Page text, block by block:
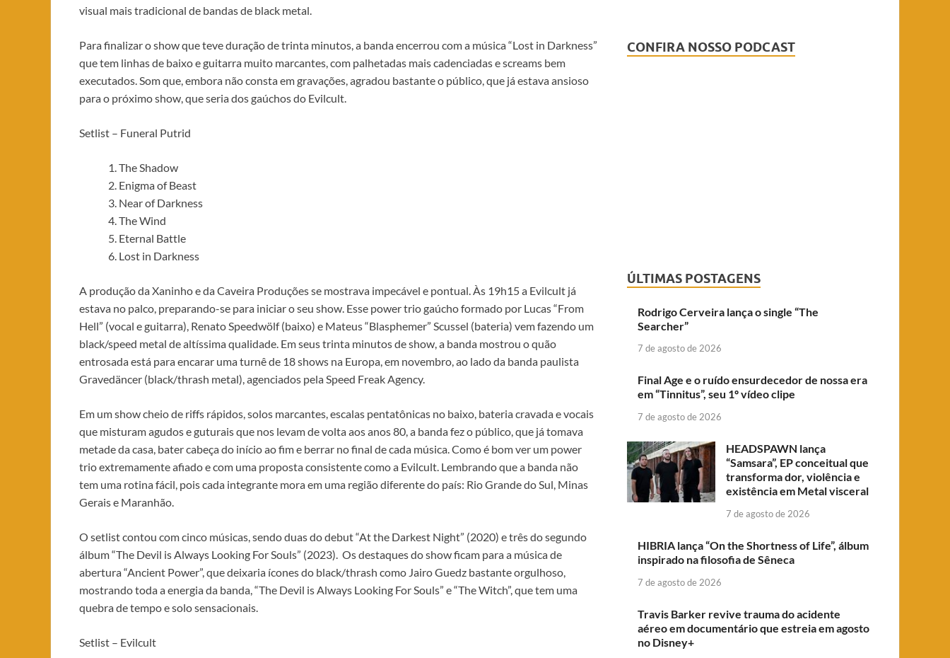
visual mais tradicional de bandas de black metal.
Para finalizar o show que teve duração de trinta minutos, a banda encerrou com a música “Lost in Darkness”
que tem linhas de baixo e guitarra muito marcantes, com palhetadas mais cadenciadas e screams bem
executados. Som que, embora não consta em gravações, agradou bastante o público, que já estava ansioso
para o próximo show, que seria dos gaúchos do Evilcult.
Setlist – Funeral Putrid
The Shadow
Enigma of Beast
Near of Darkness
The Wind
Eternal Battle
Lost in Darkness
A produção da Xaninho e da Caveira Produções se mostrava impecável e pontual. Às 19h15 a Evilcult já
estava no palco, preparando-se para iniciar o seu show. Esse power trio gaúcho formado por Lucas “From
Hell” (vocal e guitarra), Renato Speedwölf (baixo) e Mateus “Blasphemer” Scussel (bateria) vem fazendo um
black/speed metal de altíssima qualidade. Em seus trinta minutos de show, a banda mostrou o quão
entrosada está para encarar uma turnê de 18 shows na Europa, em novembro, ao lado da banda paulista
Gravedäncer (black/thrash metal), agenciados pela Speed Freak Agency.
Em um show cheio de riffs rápidos, solos marcantes, escalas pentatônicas no baixo, bateria cravada e vocais
que misturam agudos e guturais que nos levam de volta aos anos 80, a banda fez o público, que já tomava
metade da casa, bater cabeça do início ao fim e berrar no final de cada música. Como é bom ver um power
trio extremamente afiado e com uma proposta consistente como a Evilcult. Lembrando que a banda não
tem uma rotina fácil, pois cada integrante mora em uma região diferente do país: Rio Grande do Sul, Minas
Gerais e Maranhão.
O setlist contou com cinco músicas, sendo duas do debut “At the Darkest Night” (2020) e três do segundo
álbum “The Devil is Always Looking For Souls” (2023). Os destaques do show ficam para a música de
abertura “Ancient Power”, que deixaria ícones do black/thrash como Jairo Guedz bastante orgulhoso,
mostrando toda a energia da banda, “The Devil is Always Looking For Souls” e “The Witch”, que tem uma
quebra de tempo e solo sensacionais.
Setlist – Evilcult
CONFIRA NOSSO PODCAST
ÚLTIMAS POSTAGENS
Rodrigo Cerveira lança o single “The
Searcher”
7 de agosto de 2026
Final Age e o ruído ensurdecedor de nossa era
em “Tinnitus”, seu 1º vídeo clipe
7 de agosto de 2026
HEADSPAWN lança
“Samsara”, EP conceitual que
transforma dor, violência e
existência em Metal visceral
7 de agosto de 2026
HIBRIA lança “On the Shortness of Life”, álbum
inspirado na filosofia de Sêneca
7 de agosto de 2026
Travis Barker revive trauma do acidente
aéreo em documentário que estreia em agosto
no Disney+